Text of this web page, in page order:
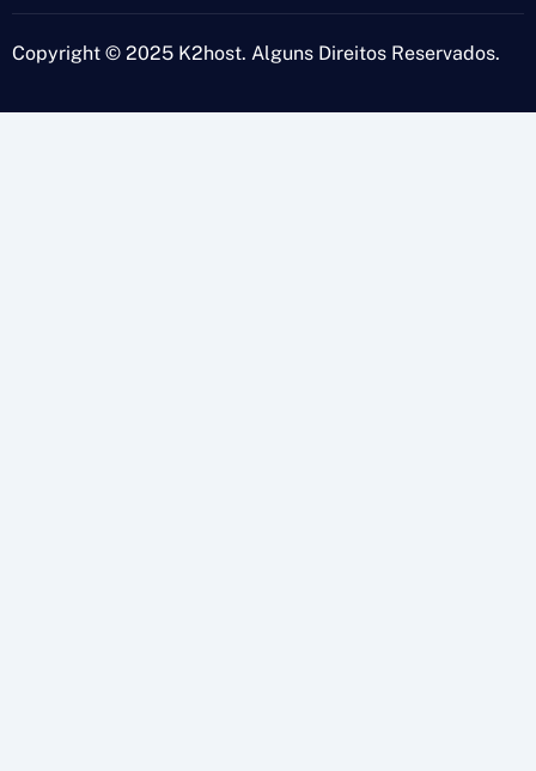
Copyright © 2025 K2host. Alguns Direitos Reservados.